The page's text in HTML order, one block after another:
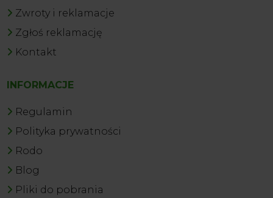
Zwroty i reklamacje
Zgłoś reklamację
Kontakt
INFORMACJE
Regulamin
Polityka prywatności
Rodo
Blog
Pliki do pobrania